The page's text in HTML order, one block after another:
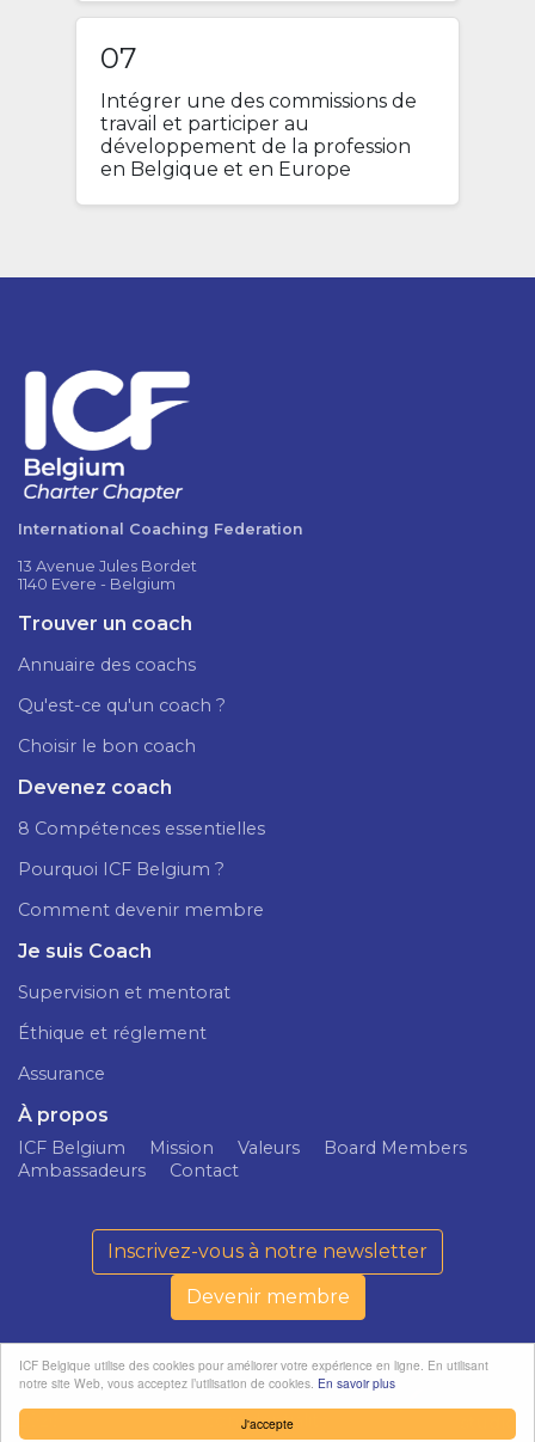
J'accepte
ICF Belgique utilise des cookies pour améliorer votre expérience en ligne. En utilisant
notre site Web, vous acceptez l’utilisation de cookies. En savoir plus
07
Intégrer une des commissions de
travail et participer au
développement de la profession
en Belgique et en Europe
International Coaching Federation
13 Avenue Jules Bordet
1140 Evere - Belgium
Trouver un coach
Annuaire des coachs
Qu'est-ce qu'un coach ?
Choisir le bon coach
Devenez coach
8 Compétences essentielles
Pourquoi ICF Belgium ?
Comment devenir membre
Je suis Coach
Supervision et mentorat
Éthique et réglement
Assurance
À propos
ICF Belgium Mission Valeurs
Board Members
Ambassadeurs
Contact
Inscrivez-vous à notre newsletter
Devenir membre
confidentialité